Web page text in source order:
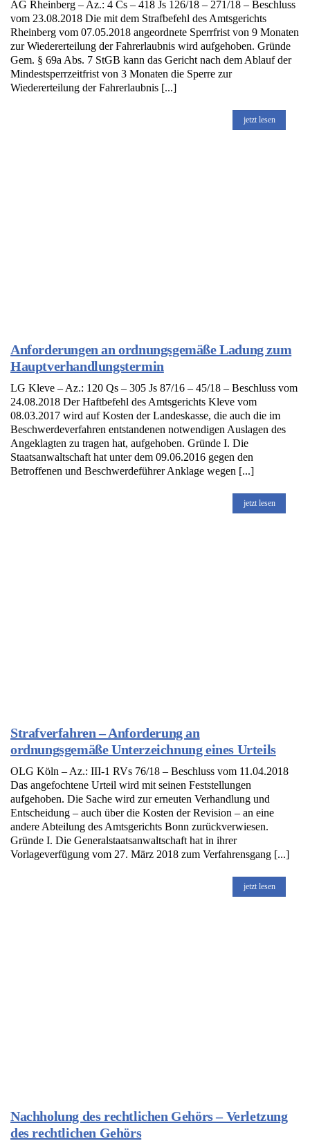
AG Rheinberg – Az.: 4 Cs – 418 Js 126/18 – 271/18 – Beschluss
vom 23.08.2018 Die mit dem Strafbefehl des Amtsgerichts
Rheinberg vom 07.05.2018 angeordnete Sperrfrist von 9 Monaten
zur Wiedererteilung der Fahrerlaubnis wird aufgehoben. Gründe
Gem. § 69a Abs. 7 StGB kann das Gericht nach dem Ablauf der
Mindestsperrzeitfrist von 3 Monaten die Sperre zur
Wiedererteilung der Fahrerlaubnis [...]
jetzt lesen
Anforderungen an ordnungsgemäße Ladung zum
Hauptverhandlungstermin
LG Kleve – Az.: 120 Qs – 305 Js 87/16 – 45/18 – Beschluss vom
24.08.2018 Der Haftbefehl des Amtsgerichts Kleve vom
08.03.2017 wird auf Kosten der Landeskasse, die auch die im
Beschwerdeverfahren entstandenen notwendigen Auslagen des
Angeklagten zu tragen hat, aufgehoben. Gründe I. Die
Staatsanwaltschaft hat unter dem 09.06.2016 gegen den
Betroffenen und Beschwerdeführer Anklage wegen [...]
jetzt lesen
Strafverfahren – Anforderung an
ordnungsgemäße Unterzeichnung eines Urteils
OLG Köln – Az.: III-1 RVs 76/18 – Beschluss vom 11.04.2018
Das angefochtene Urteil wird mit seinen Feststellungen
aufgehoben. Die Sache wird zur erneuten Verhandlung und
Entscheidung – auch über die Kosten der Revision – an eine
andere Abteilung des Amtsgerichts Bonn zurückverwiesen.
Gründe I. Die Generalstaatsanwaltschaft hat in ihrer
Vorlageverfügung vom 27. März 2018 zum Verfahrensgang [...]
jetzt lesen
Nachholung des rechtlichen Gehörs – Verletzung
des rechtlichen Gehörs